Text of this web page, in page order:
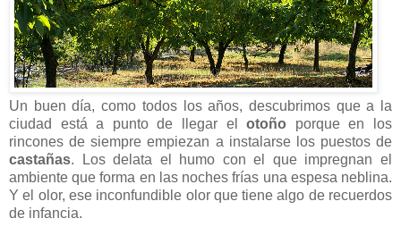
Un buen día, como todos los años, descubrimos que a la
ciudad está a punto de llegar elotoño porque en los
rincones de siempre empiezan a instalarse los puestos de
castañas. Los delata el humo con el que impregnan el
ambiente que forma en las noches frías una espesa neblina.
Y el olor, ese inconfundible olor que tiene algo de recuerdos
de infancia.